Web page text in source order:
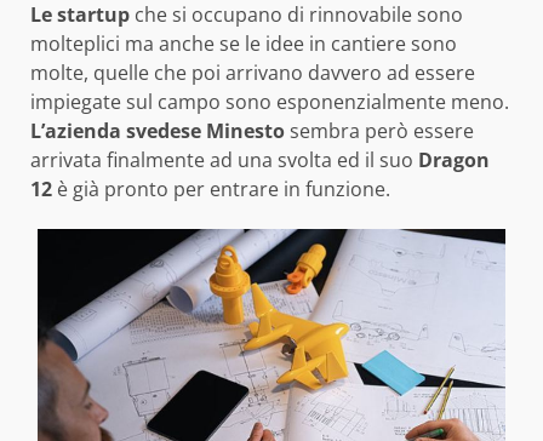
Le startup che si occupano di rinnovabile sono
molteplici ma anche se le idee in cantiere sono
molte, quelle che poi arrivano davvero ad essere
impiegate sul campo sono esponenzialmente meno.
L’azienda svedese Minestosembra però essere
arrivata finalmente ad una svolta ed il suo Dragon
12 è già pronto per entrare in funzione.